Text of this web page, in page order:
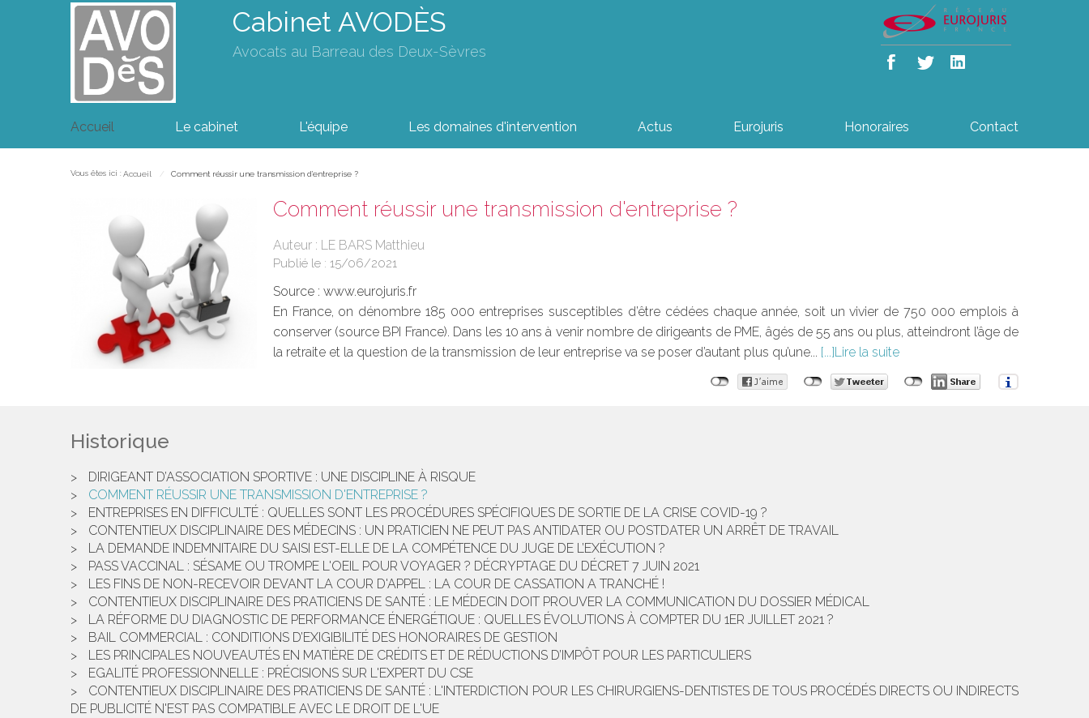
Cabinet AVODÈS
Avocats au Barreau des Deux-Sèvres
Accueil Le cabinet L'équipe Les domaines d'intervention Actus Eurojuris Honoraires Contact
Vous êtes ici : Accueil Comment réussir une transmission d'entreprise ?
Comment réussir une transmission d'entreprise ?
Auteur : LE BARS Matthieu
Publié le : 15/06/2021
Source : www.eurojuris.fr
En France, on dénombre 185 000 entreprises susceptibles d’être cédées chaque année, soit un vivier de 750 000 emplois à
conserver (source BPI France). Dans les 10 ans à venir nombre de dirigeants de PME, âgés de 55 ans ou plus, atteindront l’âge de
la retraite et la question de la transmission de leur entreprise va se poser d’autant plus qu’une...
Lire la suite
Historique
DIRIGEANT D’ASSOCIATION SPORTIVE : UNE DISCIPLINE À RISQUE
COMMENT RÉUSSIR UNE TRANSMISSION D'ENTREPRISE ?
ENTREPRISES EN DIFFICULTÉ : QUELLES SONT LES PROCÉDURES SPÉCIFIQUES DE SORTIE DE LA CRISE COVID-19 ?
CONTENTIEUX DISCIPLINAIRE DES MÉDECINS : UN PRATICIEN NE PEUT PAS ANTIDATER OU POSTDATER UN ARRÊT DE TRAVAIL
LA DEMANDE INDEMNITAIRE DU SAISI EST-ELLE DE LA COMPÉTENCE DU JUGE DE L’EXÉCUTION ?
PASS VACCINAL : SÉSAME OU TROMPE L'OEIL POUR VOYAGER ? DÉCRYPTAGE DU DÉCRET 7 JUIN 2021
LES FINS DE NON-RECEVOIR DEVANT LA COUR D'APPEL : LA COUR DE CASSATION A TRANCHÉ !
CONTENTIEUX DISCIPLINAIRE DES PRATICIENS DE SANTÉ : LE MÉDECIN DOIT PROUVER LA COMMUNICATION DU DOSSIER MÉDICAL
LA RÉFORME DU DIAGNOSTIC DE PERFORMANCE ÉNERGÉTIQUE : QUELLES ÉVOLUTIONS À COMPTER DU 1ER JUILLET 2021 ?
BAIL COMMERCIAL : CONDITIONS D’EXIGIBILITÉ DES HONORAIRES DE GESTION
LES PRINCIPALES NOUVEAUTÉS EN MATIÈRE DE CRÉDITS ET DE RÉDUCTIONS D’IMPÔT POUR LES PARTICULIERS
EGALITÉ PROFESSIONNELLE : PRÉCISIONS SUR L'EXPERT DU CSE
CONTENTIEUX DISCIPLINAIRE DES PRATICIENS DE SANTÉ : L'INTERDICTION POUR LES CHIRURGIENS-DENTISTES DE TOUS PROCÉDÉS DIRECTS OU INDIRECTS
DE PUBLICITÉ N'EST PAS COMPATIBLE AVEC LE DROIT DE L'UE